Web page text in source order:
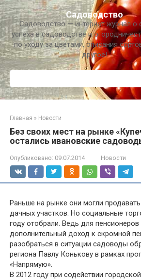
Перейти
к
контенту
Садоводство
Садоводство — интернет журнал о
успеха в садоводстве и
по уходу за цветами, описания
другое!
Поиск:
Главная » Новости
Без своих мест на рынке
остались ивановские
Опубликовано: 09.07.2014 Новости
Раньше на рынке они могли
дачных участков. Но социальные
году отобрали. Ведь для
дополнительный доход к скромной
разобраться в ситуации садоводы
региона Павлу Конькову в рамках
«Напрямую».
В 2012 году при содействии